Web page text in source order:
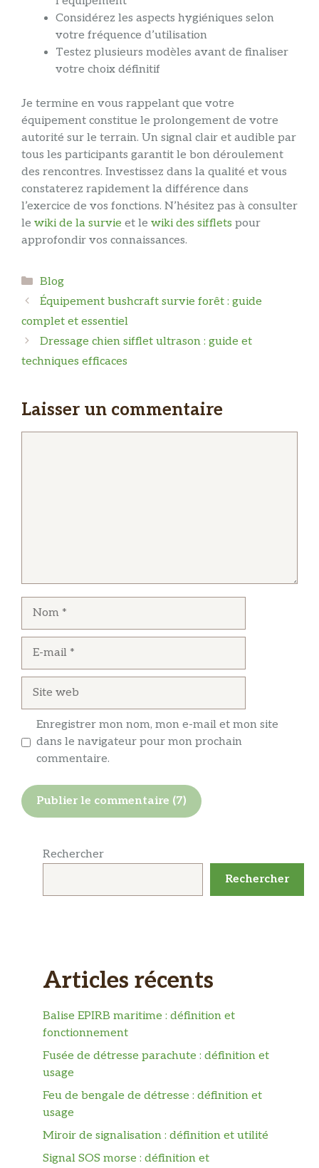
Considérez les aspects hygiéniques selon
votre fréquence d’utilisation
Testez plusieurs modèles avant de finaliser
votre choix définitif
Je termine en vous rappelant que votre
équipement constitue le prolongement de votre
autorité sur le terrain. Un signal clair et audible par
tous les participants garantit le bon déroulement
des rencontres. Investissez dans la qualité et vous
constaterez rapidement la différence dans
l’exercice de vos fonctions. N’hésitez pas à consulter
le wiki de la survie et le wiki des sifflets pour
approfondir vos connaissances.
Catégories
Blog
Équipement bushcraft survie forêt : guide
complet et essentiel
Dressage chien sifflet ultrason : guide et
techniques efficaces
Laisser un commentaire
Enregistrer mon nom, mon e-mail et mon site
dans le navigateur pour mon prochain
commentaire.
Rechercher
Rechercher
Articles récents
Balise EPIRB maritime : définition et
fonctionnement
Fusée de détresse parachute : définition et
usage
Feu de bengale de détresse : définition et
usage
Miroir de signalisation : définition et utilité
Signal SOS morse : définition et